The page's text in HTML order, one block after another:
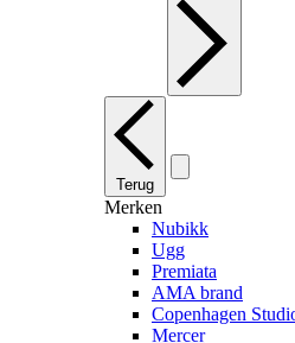
Terug
Merken
Nubikk
Ugg
Premiata
AMA brand
Copenhagen
Mercer